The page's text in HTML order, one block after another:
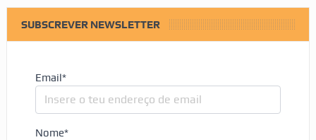
SUBSCREVER NEWSLETTER
Email*
Nome*